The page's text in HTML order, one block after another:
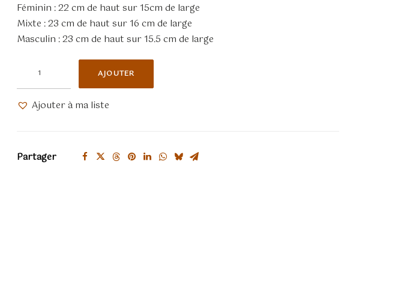
Féminin : 22 cm de haut sur 15cm de large
Mixte : 23 cm de haut sur 16 cm de large
Masculin : 23 cm de haut sur 15.5 cm de large
masculin
personnaliser
AJOUTER
Ajouter à ma liste
Partager